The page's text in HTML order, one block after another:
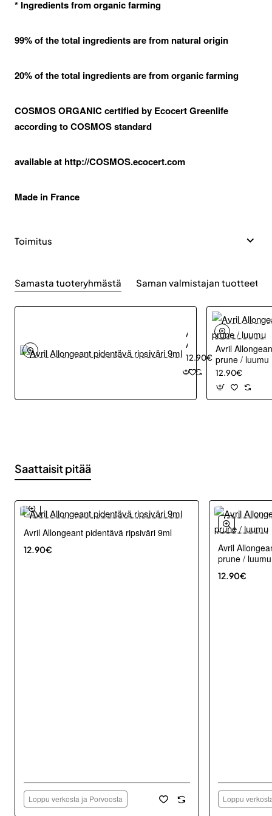
* Ingredients from organic farming
99% of the total ingredients are from natural origin
20% of the total ingredients are from organic farming
COSMOS ORGANIC certified by Ecocert Greenlife
according to COSMOS standard
available at http://COSMOS.ecocert.com
Made in France
Toimitus
Samasta tuoteryhmästä Saman valmistajan tuotteet
Avril
Allongeant
pidentävä
ripsiväri
9ml
12.90€
Avril
prune / luumu
12.90€
Saattaisit pitää
Avril Allongeant pidentävä ripsiväri 9ml
12.90€
Loppu verkosta ja Porvoosta
Avril
prune / luumu
12.90€
Loppu